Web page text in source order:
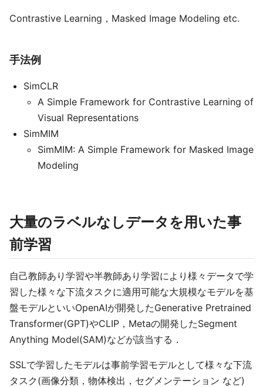
Contrastive Learning，Masked Image Modeling etc.
手法例
SimCLR
A Simple Framework for Contrastive Learning of
Visual Representations
SimMIM
SimMIM: A Simple Framework for Masked Image
Modeling
大量のラベルなしデータを用いた事
前学習
自己教師あり学習や半教師あり学習により様々データで学
習した様々な下流タスクに適用可能な大規模なモデルを基
盤モデルといいOpenAIが開発したGenerative Pretrained
Transformer(GPT)やCLIP，Metaの開発したSegment
Anything Model(SAM)などが該当する．
SSLで学習したモデルは事前学習モデルとして様々な下流
タスク(画像分類，物体検出，セグメンテーション など)